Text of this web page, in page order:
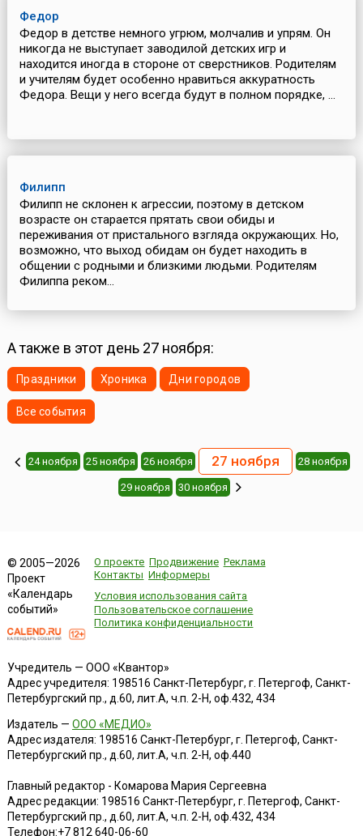
Федор
Федор в детстве немного угрюм, молчалив и упрям. Он
никогда не выступает заводилой детских игр и
находится иногда в стороне от сверстников. Родителям
и учителям будет особенно нравиться аккуратность
Федора. Вещи у него всегда будут в полном порядке, ...
Филипп
Филипп не склонен к агрессии, поэтому в детском
возрасте он старается прятать свои обиды и
переживания от пристального взгляда окружающих. Но,
возможно, что выход обидам он будет находить в
общении с родными и близкими людьми. Родителям
Филиппа реком...
А также в этот день 27 ноября:
Праздники Хроника Дни городов
Все события
24 ноября 25 ноября 26 ноября 27 ноября 28 ноября
29 ноября 30 ноября
© 2005—2026
Проект
«Календарь
событий»
О проекте Продвижение Реклама
Контакты Информеры
Условия использования сайта
Пользовательское соглашение
Политика конфиденциальности
Учредитель — ООО «Квантор»
Адрес учредителя: 198516 Санкт-Петербург, г. Петергоф, Санкт-
Петербургский пр., д.60, лит.А, ч.п. 2-Н, оф.432, 434
Издатель — ООО «МЕДИО»
Адрес издателя: 198516 Санкт-Петербург, г. Петергоф, Санкт-
Петербургский пр., д.60, лит.А, ч.п. 2-Н, оф.440
Главный редактор - Комарова Мария Сергеевна
Адрес редакции: 198516 Санкт-Петербург, г. Петергоф, Санкт-
Петербургский пр., д.60, лит.А, ч.п. 2-Н, оф.432, 434
Телефон:+7 812 640-06-60